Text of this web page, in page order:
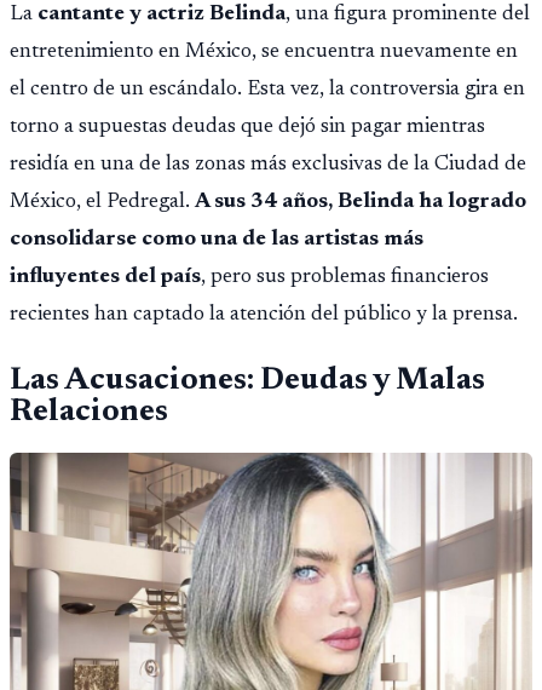
La cantante y actriz Belinda, una figura prominente del
entretenimiento en México, se encuentra nuevamente en
el centro de un escándalo. Esta vez, la controversia gira en
torno a supuestas deudas que dejó sin pagar mientras
residía en una de las zonas más exclusivas de la Ciudad de
México, el Pedregal.A sus 34 años, Belinda ha logrado
consolidarse como una de las artistas más
influyentes del país, pero sus problemas financieros
recientes han captado la atención del público y la prensa.
Las Acusaciones: Deudas y Malas
Relaciones